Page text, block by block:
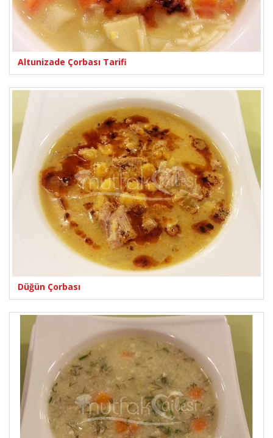
Altunizade Çorbası Tarifi
Düğün Çorbası